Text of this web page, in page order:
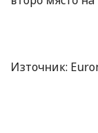
Източник: